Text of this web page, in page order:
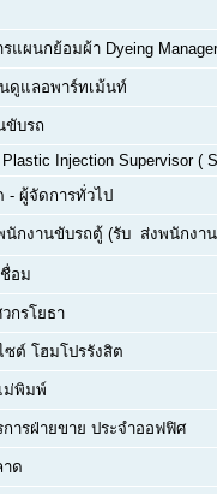
แผนกย้อมผ้า Dyeing Manager
ดูแลอพาร์ทเม้นท์
ขับรถ
Plastic Injection Supervisor (
- ผู้จัดการทั่วไป
นักงานขับรถตู้ (รับ  ส่งพนักงา
อม
กรโยธา
ซต์ โฮมโปรรังสิต
ม่พิมพ์
ารฝ่ายขาย ประจำออฟฟิศ
าด